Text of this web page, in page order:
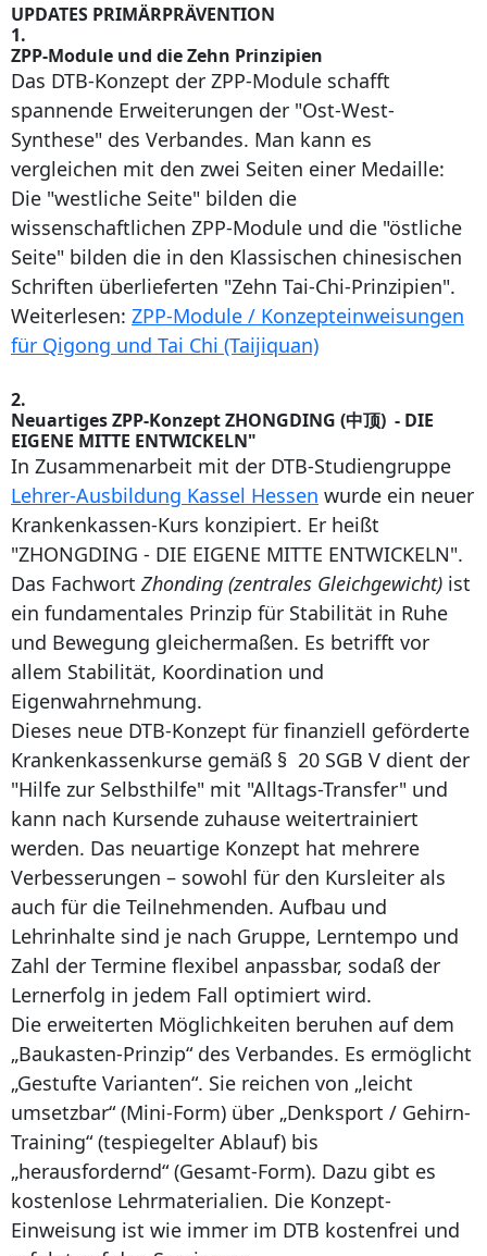
UPDATES PRIMÄRPRÄVENTION
1.
ZPP-Module und die Zehn Prinzipien
Das DTB-Konzept der ZPP-Module schafft
spannende Erweiterungen der "Ost-West-
Synthese" des Verbandes. Man kann es
vergleichen mit den zwei Seiten einer Medaille:
Die "westliche Seite" bilden die
wissenschaftlichen ZPP-Module und die "östliche
Seite" bilden die in den Klassischen chinesischen
Schriften überlieferten "Zehn Tai-Chi-Prinzipien".
Weiterlesen: ZPP-Module / Konzepteinweisungen
für Qigong und Tai Chi (Taijiquan)
2.
Neuartiges ZPP-Konzept ZHONGDING (中顶) - DIE
EIGENE MITTE ENTWICKELN"
In Zusammenarbeit mit der DTB-Studiengruppe
Lehrer-Ausbildung Kassel Hessen wurde ein neuer
Krankenkassen-Kurs konzipiert. Er heißt
"ZHONGDING - DIE EIGENE MITTE ENTWICKELN".
Das Fachwort Zhonding (zentrales Gleichgewicht) ist
ein fundamentales Prinzip für Stabilität in Ruhe
und Bewegung gleichermaßen. Es betrifft vor
allem Stabilität, Koordination und
Eigenwahrnehmung.
Dieses neue DTB-Konzept für finanziell geförderte
Krankenkassenkurse gemäß § 20 SGB V dient der
"Hilfe zur Selbsthilfe" mit "Alltags-Transfer" und
kann nach Kursende zuhause weitertrainiert
werden. Das neuartige Konzept hat mehrere
Verbesserungen – sowohl für den Kursleiter als
auch für die Teilnehmenden. Aufbau und
Lehrinhalte sind je nach Gruppe, Lerntempo und
Zahl der Termine flexibel anpassbar, sodaß der
Lernerfolg in jedem Fall optimiert wird.
Die erweiterten Möglichkeiten beruhen auf dem
„Baukasten-Prinzip“ des Verbandes. Es ermöglicht
„Gestufte Varianten“. Sie reichen von „leicht
umsetzbar“ (Mini-Form) über „Denksport / Gehirn-
Training“ (tespiegelter Ablauf) bis
„herausfordernd“ (Gesamt-Form). Dazu gibt es
kostenlose Lehrmaterialien. Die Konzept-
Einweisung ist wie immer im DTB kostenfrei und